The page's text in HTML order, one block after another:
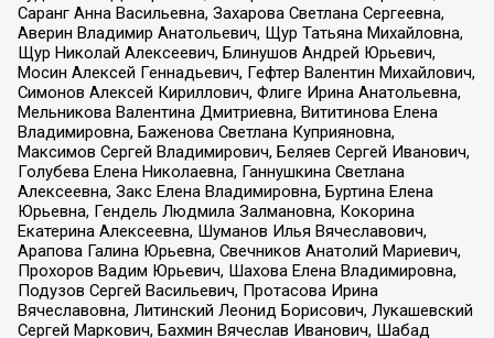
Саранг Анна Васильевна, Захарова Светлана Сергеевна,
Аверин Владимир Анатольевич, Щур Татьяна Михайловна,
Щур Николай Алексеевич, Блинушов Андрей Юрьевич,
Мосин Алексей Геннадьевич, Гефтер Валентин Михайлович,
Симонов Алексей Кириллович, Флиге Ирина Анатольевна,
Мельникова Валентина Дмитриевна, Вититинова Елена
Владимировна, Баженова Светлана Куприяновна,
Максимов Сергей Владимирович, Беляев Сергей Иванович,
Голубева Елена Николаевна, Ганнушкина Светлана
Алексеевна, Закс Елена Владимировна, Буртина Елена
Юрьевна, Гендель Людмила Залмановна, Кокорина
Екатерина Алексеевна, Шуманов Илья Вячеславович,
Арапова Галина Юрьевна, Свечников Анатолий Мариевич,
Прохоров Вадим Юрьевич, Шахова Елена Владимировна,
Подузов Сергей Васильевич, Протасова Ирина
Вячеславовна, Литинский Леонид Борисович, Лукашевский
Сергей Маркович, Бахмин Вячеслав Иванович, Шабад